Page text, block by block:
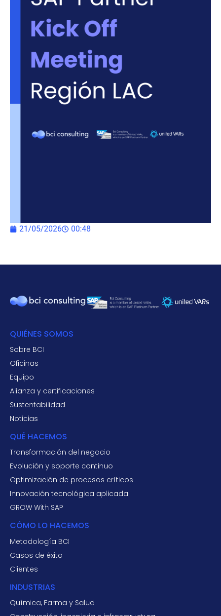
21/05/2026 00:48
QUIÉNES SOMOS
Sobre BCI
Oficinas
Equipo
Alianza y certificaciones
Sustentabilidad
Noticias
QUÉ HACEMOS
Transformación del negocio
Evolución y soporte continuo
Optimización de procesos críticos
Innovación tecnológica aplicada
GROW With SAP
CÓMO LO HACEMOS
Metodología BCI
Casos de éxito
Clientes
INDUSTRIAS
Química, Farma y Salud